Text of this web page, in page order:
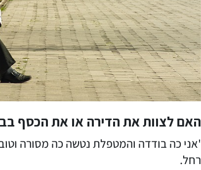
האם לצוות את הדירה או את הכסף
'אני כה בודדה והמטפלת נטשה כה מסורה
רחל.